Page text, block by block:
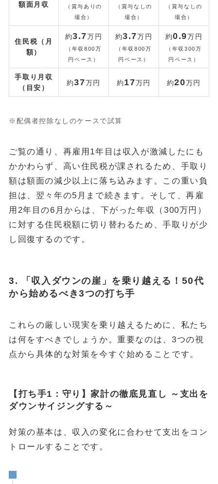
額面月収
（賞与ありの
場合）
（賞与なしの
場合）
（賞与なしの
場合）
住民税（月
額）
約3.7万円
（年収800万
円ベース）
約3.7万円
（年収800万
円ベース）
約0.9万円
（年収300万
円ベース）
手取り月収
（目安）
約37万円 約17万円 約20万円
※配偶者控除なしのケースで試算
ご覧の通り、再雇用1年目は収入が激減したにも
かかわらず、高い住民税が課されるため、手取り
額は額面の減少以上に落ち込みます。この重い負
担は、翌々年の5月まで続きます。そして、再雇
用2年目の6月からは、下がった年収（300万円）
に対する住民税額に切り替わるため、手取りが少
し回復するのです。
3. 「収入ダウンの崖」を乗り越える！50代
から始めるべき3つの打ち手
これらの厳しい現実を乗り越えるために、私たち
は何をすべきでしょうか。重要なのは、3つの視
点から具体的な対策を今すぐ始めることです。
【打ち手1：守り】家計の徹底見直し ～支出を
ダウンサイジングする～
対策の基本は、収入の変化に合わせて支出をコン
トロールすることです。